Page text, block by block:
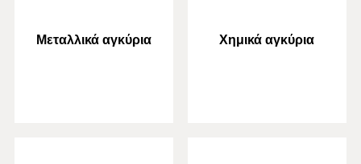
Μεταλλικά αγκύρια Χημικά αγκύρια